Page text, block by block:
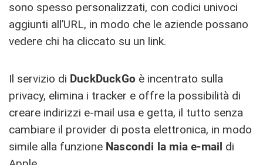
sono spesso personalizzati, con codici univoci
aggiunti all’URL, in modo che le aziende possano
vedere chi ha cliccato su un link.
Il servizio di DuckDuckGo è incentrato sulla
privacy, elimina i tracker e offre la possibilità di
creare indirizzi e-mail usa e getta, il tutto senza
cambiare il provider di posta elettronica, in modo
simile alla funzione Nascondi la mia e-mail di